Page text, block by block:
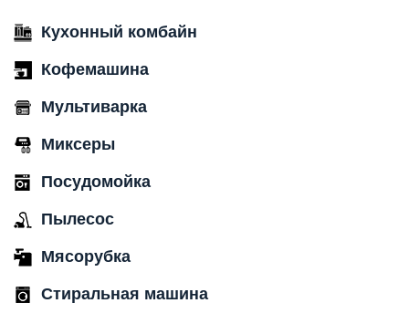
Кухонный комбайн
Кофемашина
Мультиварка
Миксеры
Посудомойка
Пылесос
Мясорубка
Стиральная машина